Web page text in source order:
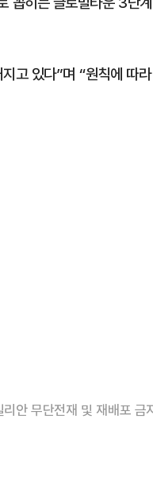
고 있다”며 “원칙에 따라
안 무단전재 및 재배포 금